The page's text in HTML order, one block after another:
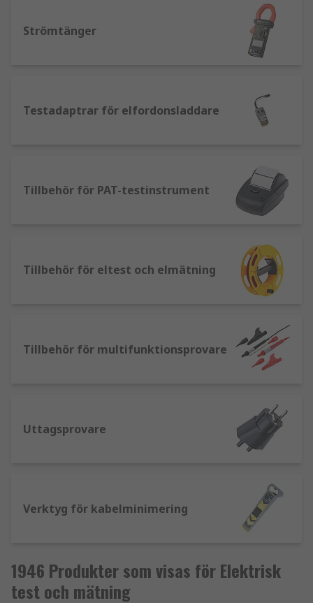
Strömtänger
Testadaptrar för elfordonsladdare
Tillbehör för PAT-testinstrument
Tillbehör för eltest och elmätning
Tillbehör för multifunktionsprovare
Uttagsprovare
Verktyg för kabelminimering
1946 Produkter som visas för Elektrisk
test och mätning